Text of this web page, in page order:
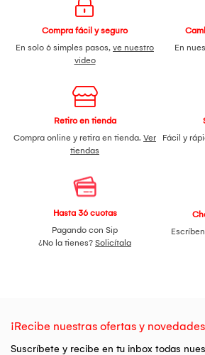
Compra fácil y seguro
En solo 6 simples pasos, ve nuestro
video
En
Retiro en tienda
Compra online y retira en tienda. Ver
tiendas
Fácil y
Hasta 36 cuotas
Pagando con Sip
¿No la tienes? Solicítala
¡Recibe nuestras ofertas y
Suscríbete y recibe en tu inbox todas